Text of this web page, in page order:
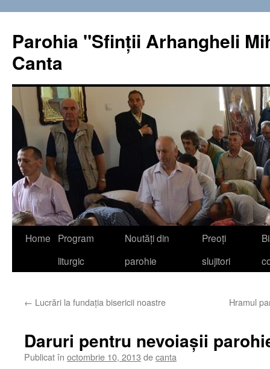
conținut
Parohia "Sfinţii Arhangheli
Canta
Home
Program
liturgic
Noutăţi din
parohie
Preoţi
slujitori
← Lucrări la fundaţia bisericii noastre Hramul
Daruri pentru nevoiaşii
Publicat în octombrie 10, 2013 decanta